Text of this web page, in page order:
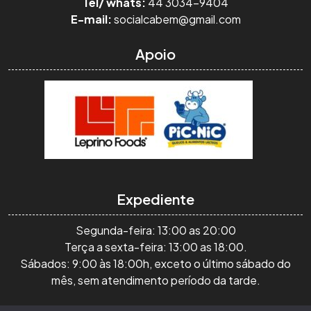
E-mail:socialcabem@gmail.com
Apoio
Expediente
Segunda-feira: 13:00 as 20:00
Terça a sexta-feira: 13:00 as 18:00.
Sábados: 9:00 às 18:00h, exceto o último sábado do
mês, sem atendimento período da tarde.